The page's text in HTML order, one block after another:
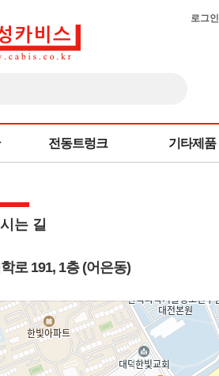
로그인
전동트렁크 기타제품
는 길
로 191, 1층 (어은동)